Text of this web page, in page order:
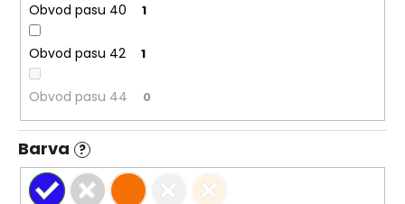
Obvod pasu 40 1
Obvod pasu 42 1
Obvod pasu 44 0
Barva ?